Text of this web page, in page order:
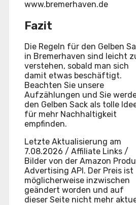
www.bremerhaven.de
Fazit
Die Regeln für den Gelben
in Bremerhaven sind leicht
verstehen, sobald man sich
damit etwas beschäftigt.
Beachten Sie unsere
Aufzählungen und Sie
den Gelben Sack als tolle
für mehr Nachhaltigkeit
empfinden.
Letzte Aktualisierung am
7.08.2026 / Affiliate Links /
Bilder von der Amazon
Advertising API. Der Preis ist
möglicherweise inzwischen
geändert worden und auf
dieser Seite nicht mehr